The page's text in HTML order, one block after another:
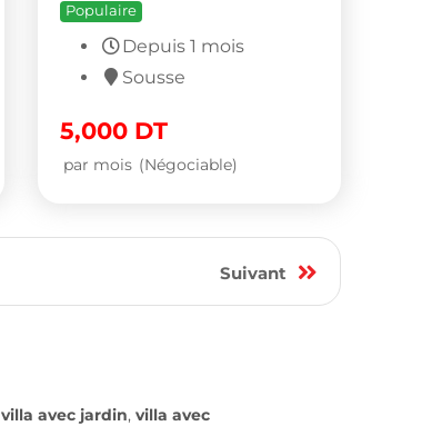
Populaire
Depuis 1 mois
Sousse
5,000 DT
par mois (Négociable)
Suivant
villa avec jardin, villa avec